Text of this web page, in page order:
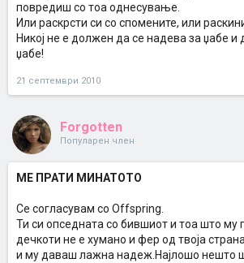
повредиш со тоа однесување.
Или раскрсти си со спомените, или
Никој не е должен да се надева за џабе и
џабе!
21 септември 2010
Forgotten
Популарен член
МЕ ПРАТИ МИНАТОТО
Се согласувам со Offspring.
Ти си опседната со бившиот и тоа што му
дечкоти не е хумано и фер од твоја
и му даваш лажна надеж.Најлошо нешто